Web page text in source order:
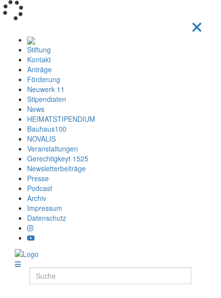
Stiftung
Kontakt
Anträge
Förderung
Neuwerk 11
Stipendiaten
News
HEIMATSTIPENDIUM
Bauhaus100
NOVALIS
Veranstaltungen
Gerechtigkeyt 1525
Newsletterbeiträge
Presse
Podcast
Archiv
Impressum
Datenschutz